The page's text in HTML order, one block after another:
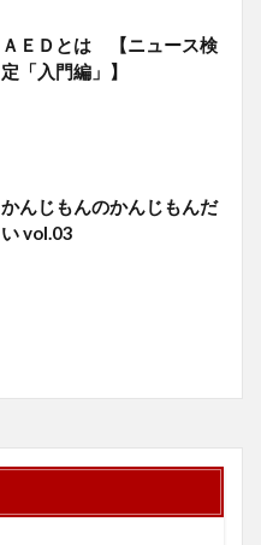
ＡＥＤとは 【ニュース検
定「入門編」】
かんじもんのかんじもんだ
い vol.03